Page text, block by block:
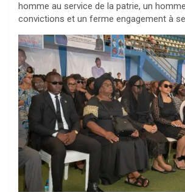
homme au service de la patrie, un
convictions et un ferme engagement à